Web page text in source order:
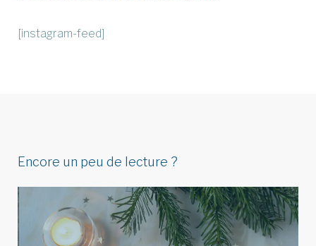
[instagram-feed]
Encore un peu de lecture ?
Idées de menu de Noël pour
réunir végétariens, omnivores